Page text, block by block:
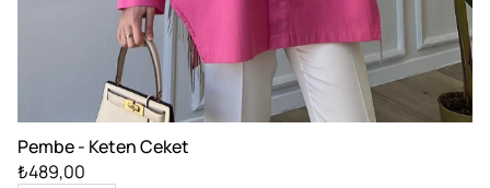
Pembe - Keten Ceket
₺489,00